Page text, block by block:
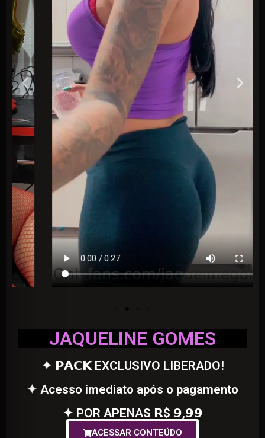
JAQUELINE GOMES
✦ 𝗣𝗔𝗖𝗞 EXCLUSIVO LIBERADO!
✦ Acesso imediato após o pagamento
✦ POR APENAS 𝗥$ 𝟵,𝟵𝟵
ACESSAR CONTEÚDO